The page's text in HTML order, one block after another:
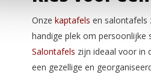
Onze kaptafels en salontafels
handige plek om persoonlijke
Salontafels zijn ideaal voor in
een gezellige en